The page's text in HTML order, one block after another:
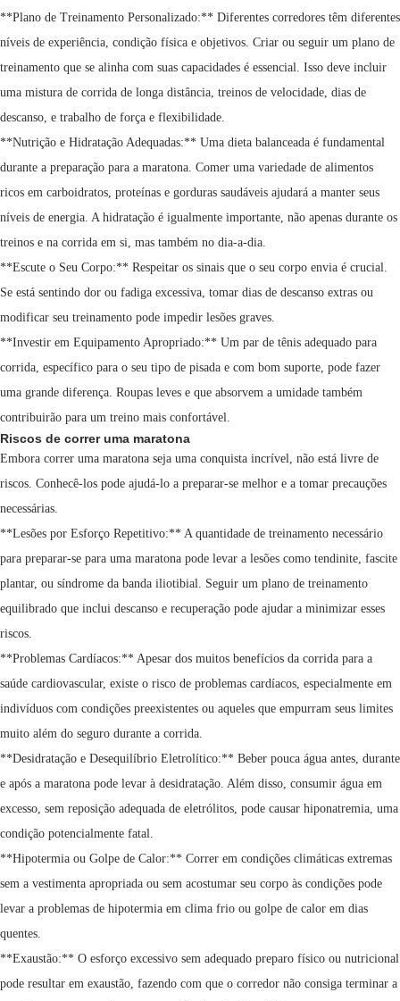
**Plano de Treinamento Personalizado:** Diferentes corredores têm diferentes
níveis de experiência, condição física e objetivos. Criar ou seguir um plano de
treinamento que se alinha com suas capacidades é essencial. Isso deve incluir
uma mistura de corrida de longa distância, treinos de velocidade, dias de
descanso, e trabalho de força e flexibilidade.
**Nutrição e Hidratação Adequadas:** Uma dieta balanceada é fundamental
durante a preparação para a maratona. Comer uma variedade de alimentos
ricos em carboidratos, proteínas e gorduras saudáveis ajudará a manter seus
níveis de energia. A hidratação é igualmente importante, não apenas durante os
treinos e na corrida em si, mas também no dia-a-dia.
**Escute o Seu Corpo:** Respeitar os sinais que o seu corpo envia é crucial.
Se está sentindo dor ou fadiga excessiva, tomar dias de descanso extras ou
modificar seu treinamento pode impedir lesões graves.
**Investir em Equipamento Apropriado:** Um par de tênis adequado para
corrida, específico para o seu tipo de pisada e com bom suporte, pode fazer
uma grande diferença. Roupas leves e que absorvem a umidade também
contribuirão para um treino mais confortável.
Riscos de correr uma maratona
Embora correr uma maratona seja uma conquista incrível, não está livre de
riscos. Conhecê-los pode ajudá-lo a preparar-se melhor e a tomar precauções
necessárias.
**Lesões por Esforço Repetitivo:** A quantidade de treinamento necessário
para preparar-se para uma maratona pode levar a lesões como tendinite, fascite
plantar, ou síndrome da banda iliotibial. Seguir um plano de treinamento
equilibrado que inclui descanso e recuperação pode ajudar a minimizar esses
riscos.
**Problemas Cardíacos:** Apesar dos muitos benefícios da corrida para a
saúde cardiovascular, existe o risco de problemas cardíacos, especialmente em
indivíduos com condições preexistentes ou aqueles que empurram seus limites
muito além do seguro durante a corrida.
**Desidratação e Desequilíbrio Eletrolítico:** Beber pouca água antes, durante
e após a maratona pode levar à desidratação. Além disso, consumir água em
excesso, sem reposição adequada de eletrólitos, pode causar hiponatremia, uma
condição potencialmente fatal.
**Hipotermia ou Golpe de Calor:** Correr em condições climáticas extremas
sem a vestimenta apropriada ou sem acostumar seu corpo às condições pode
levar a problemas de hipotermia em clima frio ou golpe de calor em dias
quentes.
**Exaustão:** O esforço excessivo sem adequado preparo físico ou nutricional
pode resultar em exaustão, fazendo com que o corredor não consiga terminar a